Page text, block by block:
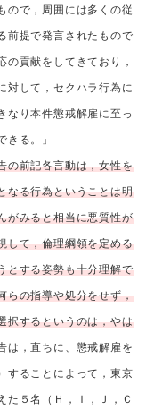
ので，周囲には多くの従
前提で発言されたもので
貢献をしてきており，
対して，セクハラ行為に
なり本件懲戒解雇に至っ
る。」
の前記各言動は，女性を
なる行為ということは明
がみると相当に悪質性が
して，倫理綱領を定める
とする姿勢も十分理解で
らの指導や処分をせず，
択するというのは，やは
は，直ちに、懲戒解雇を
することによって，東京
た５名（Ｈ，Ｉ，Ｊ，Ｃ